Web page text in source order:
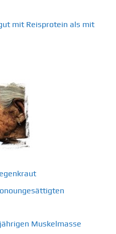
mit Reisprotein als mit
Muskelmasse